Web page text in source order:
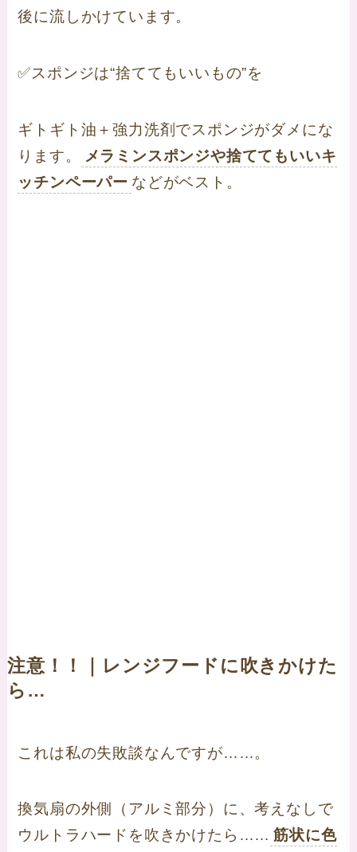
後に流しかけています。
✅スポンジは“捨ててもいいもの”を
ギトギト油＋強力洗剤でスポンジがダメにな
ります。
メラミンスポンジや捨ててもいいキ
ッチンペーパー などがベスト。
注意！！｜レンジフードに吹きかけた
ら…
これは私の失敗談なんですが……。
換気扇の外側（アルミ部分）に、考えなしで
ウルトラハードを吹きかけたら…… 筋状に色